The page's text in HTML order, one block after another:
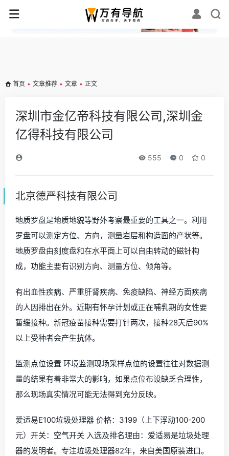
✕
首页 • 文章推荐 • 文章 • 正文
深圳市金亿帝科技有限公司,深圳金
亿得科技有限公司
555 0 0
北京德严科技有限公司
地质罗盘是地质地貌等野外考察最重要的工具之一。利用
罗盘可以测定方位、方向，测量岩层和构造面的产状等。
地质罗盘由刻度盘和在水平面上可以自由转动的磁针构
成，功能主要有识别方向、测量方位、倾角等。
有出血性疾病、严重肝肾疾病、免疫缺陷、神经方面疾病
的人因排出在外。近期有怀孕计划或正在哺乳期的女性要
暂缓接种。新冠疫苗接种需要打针两次，接种28天后90%
以上受种者会产生抗体。
监测点位设置 环境监测现场采样点位的设置往往对数据测
量的结果有着非常大的影响，如果点位布设缺乏合理性，
那么现场真实情况可能无法得到充分反映。
爱适易E100垃圾处理器 价格：3199（上下浮动100-200
元）开关：空气开关 入选及排名理由：爱适易是垃圾处理
器的发明者。专注垃圾处理器82年，来自美国原装进口。